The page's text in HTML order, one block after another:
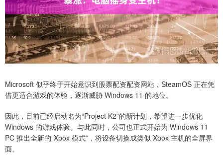
Microsoft 似乎终于开始意识到股票配资配资网站，SteamOS 正在凭
借更适合游戏的体验，逐渐威胁 Windows 11 的地位。
因此，目前已经启动名为“Project K2”的新计划，希望进一步优化
Windows 的游戏体验。与此同时，公司也正式开始为 Windows 11
PC 推出全新的“Xbox 模式”，将设备切换成类似 Xbox 主机的全屏界
面。